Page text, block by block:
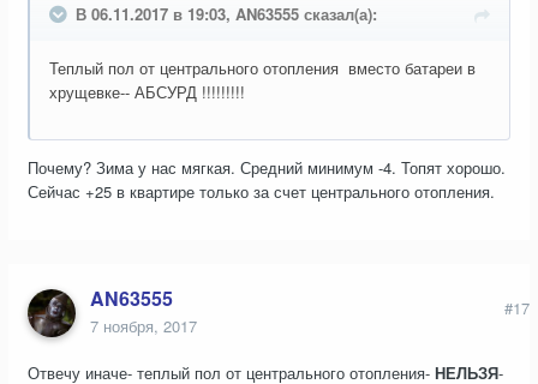
В 06.11.2017 в 19:03, AN63555 сказал(а):
Теплый пол от центрального отопления вместо батареи в
хрущевке-- АБСУРД !!!!!!!!!
Почему? Зима у нас мягкая. Средний минимум -4. Топят хорошо.
Сейчас +25 в квартире только за счет центрального отопления.
AN63555
7 ноября, 2017
#17
Отвечу иначе- теплый пол от центрального отопления- НЕЛЬЗЯ-